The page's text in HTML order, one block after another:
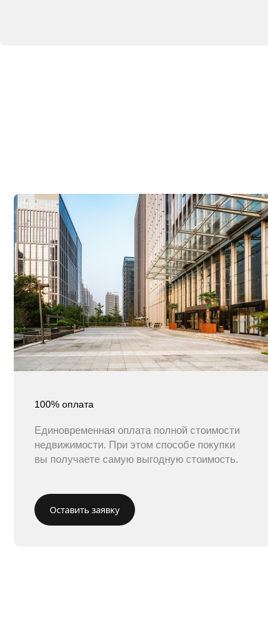
100% оплата
Единовременная оплата полной стоимости
недвижимости. При этом способе покупки
вы получаете самую выгодную стоимость.
Оставить заявку